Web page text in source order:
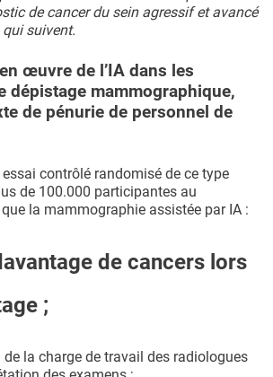
de cancer du sein agressif et avancé
suivent.
œuvre de l’IA dans les
dépistage mammographique,
de pénurie de personnel de
essai contrôlé randomisé de ce type
de 100.000 participantes au
la mammographie assistée par IA :
de cancers lors
;
de la charge de travail des radiologues